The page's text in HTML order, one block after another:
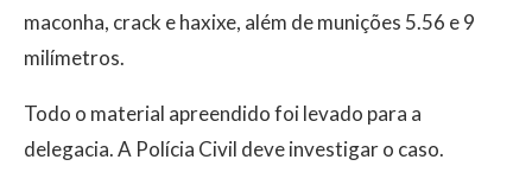
maconha, crack e haxixe, além de munições 5.56 e 9
milímetros.
Todo o material apreendido foi levado para a
delegacia. A Polícia Civil deve investigar o caso.